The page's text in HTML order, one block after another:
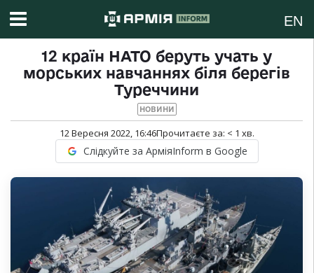
EN
12 країн НАТО беруть учать у
морських навчаннях біля берегів
Туреччини
НОВИНИ
12 Вересня 2022, 16:46Прочитаєте за: < 1 хв.
Слідкуйте за АрміяInform в Google